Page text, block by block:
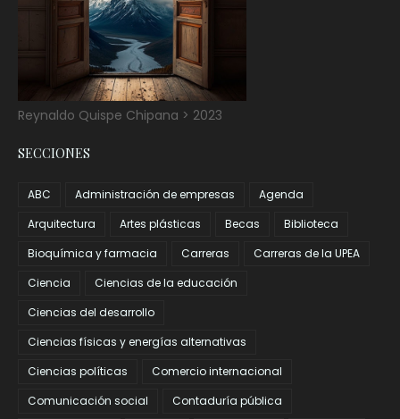
Reynaldo Quispe Chipana > 2023
SECCIONES
ABC Administración de empresas
Agenda
Arquitectura
Artes plásticas Becas
Biblioteca
Bioquímica y farmacia
Carreras
Carreras de la UPEA
Ciencia
Ciencias de la educación
Ciencias del desarrollo
Ciencias físicas y energías alternativas
Ciencias políticas
Comercio internacional
Comunicación social
Contaduría pública